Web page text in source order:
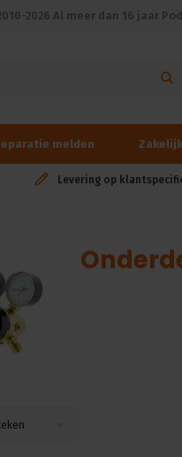
2026 Al meer dan 16 jaar
melden Zakelijk
Levering op